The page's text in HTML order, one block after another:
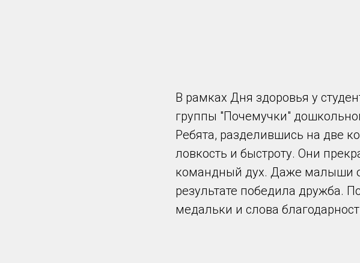
В рамках Дня здоровья у
группы "Почемучки"
Ребята, разделившись на две
ловкость и быстроту. Они
командный дух. Даже малыши
результате победила дружба.
медальки и слова